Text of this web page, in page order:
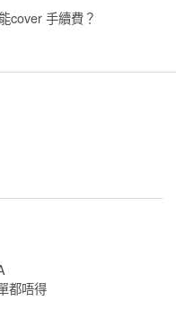
cover 手續費？
都唔得